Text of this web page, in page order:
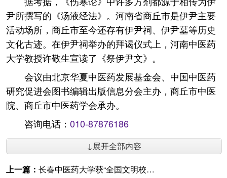
尹所撰写的《汤液经法》。河南省商丘市是伊尹主要
活动场所，商丘市至今还存有伊尹祠、伊尹墓等历史
文化古迹。在伊尹祠举办的拜谒仪式上，河南中医药
大学教授许敬生宣读了《祭伊尹文》。
会议由北京华夏中医药发展基金会、中国中医药
研究促进会图书编辑出版信息分会主办，商丘市中医
院、商丘市中医药学会承办。
咨询电话： 010-87876186
↓展开全部内容
上一篇： 长春中医药大学获“全国文明校园”称号